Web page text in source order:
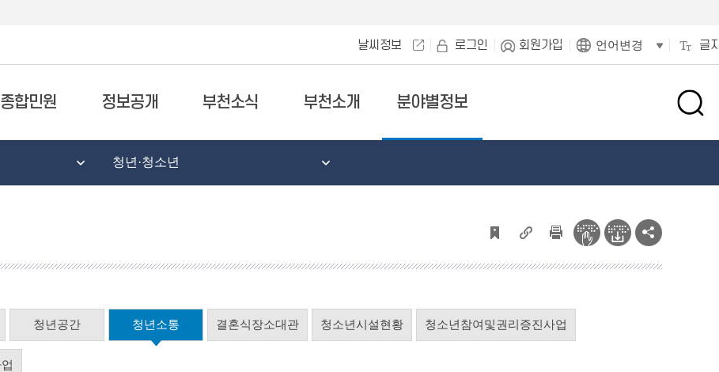
날씨정보 로그인 회원가입 언어변경 글
종합민원 정보공개 부천소식 부천소개 분야별정보
검
창
청년·청소년
청년공간 청년소통 결혼식장소대관 청소년시설현황 청소년참여및권리증진사업